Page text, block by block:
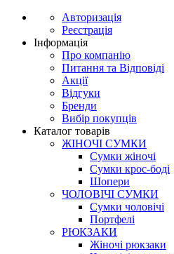
Авторизація
Реєстрація
Інформація
Про компанію
Питання та Відповіді
Акції
Відгуки
Бренди
Вибір покупців
Каталог товарів
ЖІНОЧІ СУМКИ
Сумки жіночі
Сумки крос-боді
Шопери
ЧОЛОВІЧІ СУМКИ
Сумки чоловічі
Портфелі
РЮКЗАКИ
Жіночі рюкзаки